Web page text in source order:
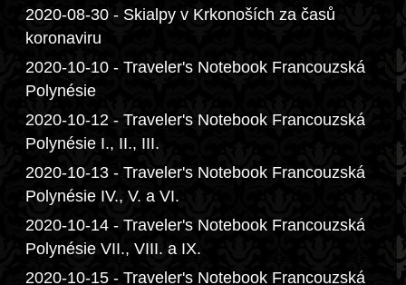
2020-08-30 - Skialpy v Krkonoších za časů
koronaviru
2020-10-10 - Traveler's Notebook Francouzská
Polynésie
2020-10-12 - Traveler's Notebook Francouzská
Polynésie I., II., III.
2020-10-13 - Traveler's Notebook Francouzská
Polynésie IV., V. a VI.
2020-10-14 - Traveler's Notebook Francouzská
Polynésie VII., VIII. a IX.
2020-10-15 - Traveler's Notebook Francouzská